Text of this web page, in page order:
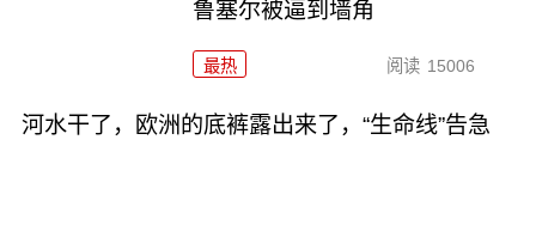
鲁塞尔被逼到墙角
最热 阅读 15006
河水干了，欧洲的底裤露出来了，“生命线”告急